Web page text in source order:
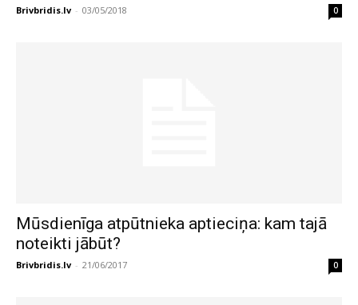
Brivbridis.lv - 03/05/2018 0
Mūsdienīga atpūtnieka aptieciņa: kam tajā
noteikti jābūt?
Brivbridis.lv - 21/06/2017 0